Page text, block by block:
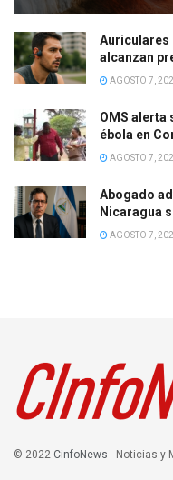
Auriculares
alcanzan
AGOSTO 7,
OMS alerta
ébola en
AGOSTO 7,
Abogado
Nicaragua
AGOSTO 7,
© 2022 CinfoNews - Noticias y